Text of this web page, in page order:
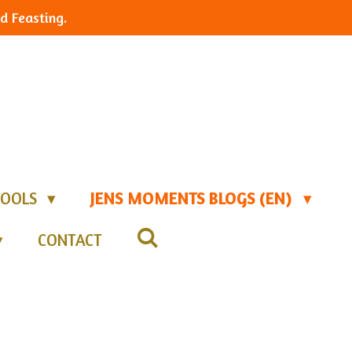
Feasting.
JENS MOMENTS BLOGS (EN)
CONTACT